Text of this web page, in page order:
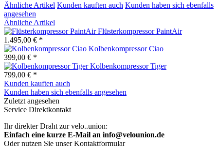
Ähnliche Artikel Kunden kauften auch Kunden haben sich ebenfalls
angesehen
Ähnliche Artikel
Flüsterkompressor PaintAir
1.495,00 € *
Kolbenkompressor Ciao
399,00 € *
Kolbenkompressor Tiger
799,00 € *
Kunden kauften auch
Kunden haben sich ebenfalls angesehen
Zuletzt angesehen
Service Direktkontakt
Ihr direkter Draht zur velo..union:
Einfach eine kurze E-Mail an info@velounion.de
Oder nutzen Sie unser Kontaktformular